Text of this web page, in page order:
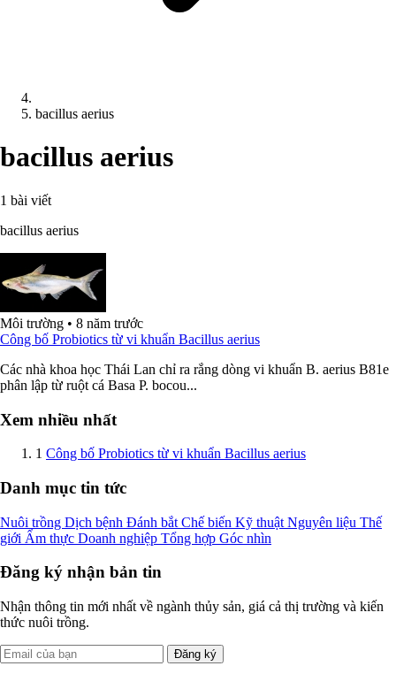
bacillus aerius
bacillus aerius
1 bài viết
bacillus aerius
Môi trường • 8 năm trước
Công bố Probiotics từ vi khuẩn Bacillus aerius
Các nhà khoa học Thái Lan chỉ ra rắng dòng vi khuẩn B. aerius B81e
phân lập từ ruột cá Basa P. bocou...
Xem nhiều nhất
1 Công bố Probiotics từ vi khuẩn Bacillus aerius
Danh mục tin tức
Nuôi trồng Dịch bệnh Đánh bắt Chế biến Kỹ thuật Nguyên liệu Thế
giới Ẩm thực Doanh nghiệp Tổng hợp Góc nhìn
Đăng ký nhận bản tin
Nhận thông tin mới nhất về ngành thủy sản, giá cả thị trường và kiến
thức nuôi trồng.
Đăng ký